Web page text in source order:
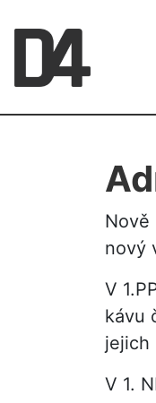
Nově
nový
V
kávu
jejich
V 1.